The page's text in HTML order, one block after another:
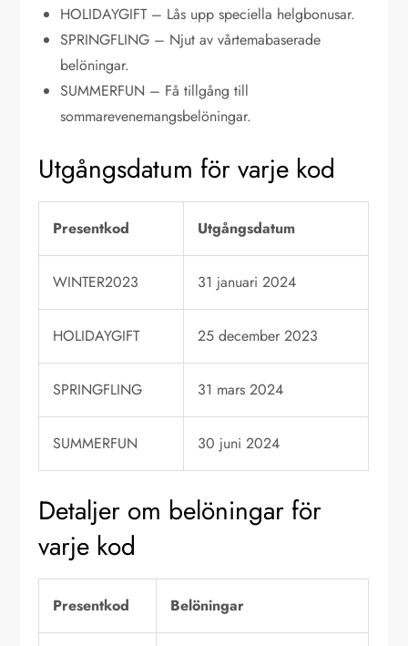
HOLIDAYGIFT – Lås upp speciella helgbonusar.
SPRINGFLING – Njut av vårtemabaserade
belöningar.
SUMMERFUN – Få tillgång till
sommarevenemangsbelöningar.
Utgångsdatum för varje kod
Presentkod Utgångsdatum
WINTER2023 31 januari 2024
HOLIDAYGIFT 25 december 2023
SPRINGFLING 31 mars 2024
SUMMERFUN 30 juni 2024
Detaljer om belöningar för
varje kod
Presentkod Belöningar